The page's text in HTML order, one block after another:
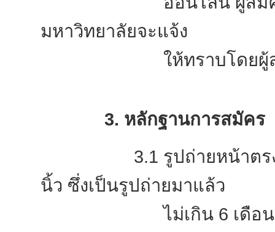
มหาวิทยาลัยจะแจ้ง
ให้ทราบโดยผู้สมัครจ
3. หลักฐานการสมัคร
3.1 รูปถ่ายหน้าตรง ไม่
นิ้ว ซึ่งเป็นรูปถ่ายมาแล้ว
ไม่เกิน 6 เดือน และถ่